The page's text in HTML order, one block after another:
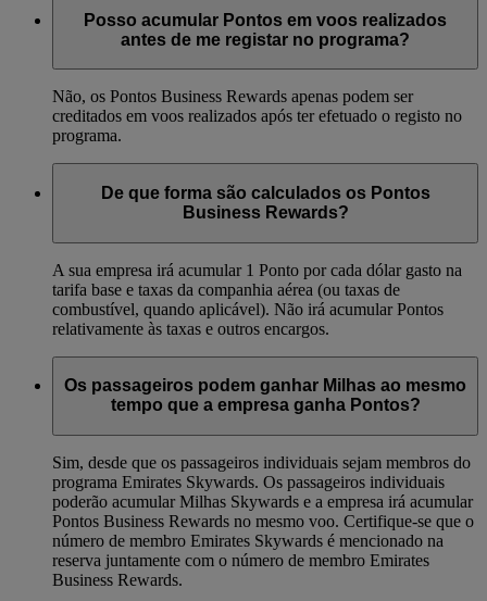
Posso acumular Pontos em voos realizados
antes de me registar no programa?
Não, os Pontos Business Rewards apenas podem ser
creditados em voos realizados após ter efetuado o registo no
programa.
De que forma são calculados os Pontos
Business Rewards?
A sua empresa irá acumular 1 Ponto por cada dólar gasto na
tarifa base e taxas da companhia aérea (ou taxas de
combustível, quando aplicável). Não irá acumular Pontos
relativamente às taxas e outros encargos.
Os passageiros podem ganhar Milhas ao mesmo
tempo que a empresa ganha Pontos?
Sim, desde que os passageiros individuais sejam membros do
programa Emirates Skywards. Os passageiros individuais
poderão acumular Milhas Skywards e a empresa irá acumular
Pontos Business Rewards no mesmo voo. Certifique-se que o
número de membro Emirates Skywards é mencionado na
reserva juntamente com o número de membro Emirates
Business Rewards.